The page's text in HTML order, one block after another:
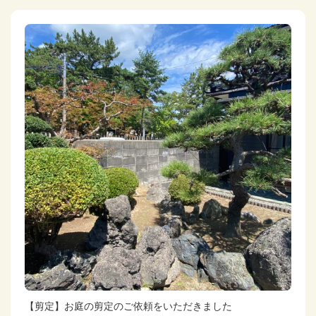
【剪定】お庭の剪定のご依頼をいただきました